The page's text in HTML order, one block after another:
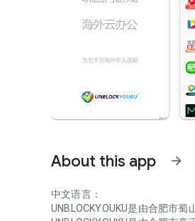
About this app arrow_forward
中文语言：
UNBLOCKYOUKU是由合肥市